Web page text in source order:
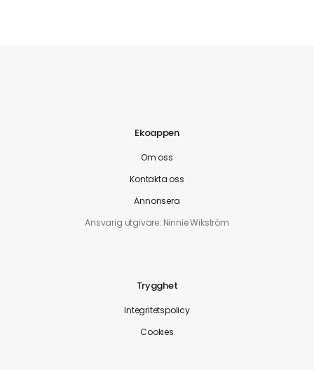
Ekoappen
Om oss
Kontakta oss
Annonsera
Ansvarig utgivare: Ninnie Wikström
Trygghet
Integritetspolicy
Cookies